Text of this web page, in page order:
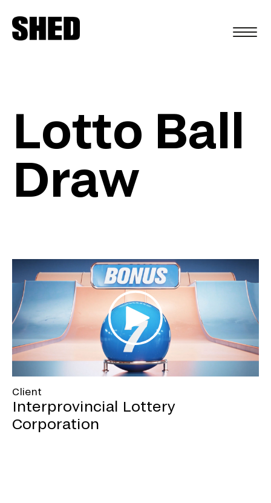
Lotto Ball
Draw
Client
Interprovincial Lottery
Corporation